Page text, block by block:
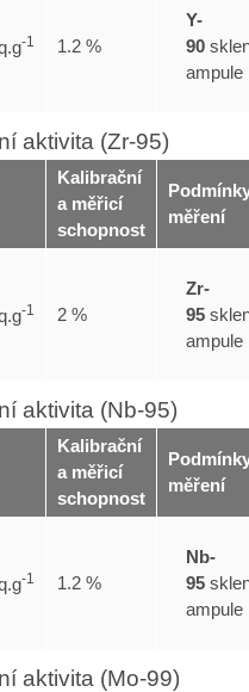
-1 1.2 %
Y-
90
ampule
aktivita (Zr-95)
Kalibrační
a měřicí
schopnost
měření
-1 2 %
Zr-
95
ampule
aktivita (Nb-95)
Kalibrační
a měřicí
schopnost
měření
-1 1.2 %
Nb-
95
ampule
aktivita (Mo-99)